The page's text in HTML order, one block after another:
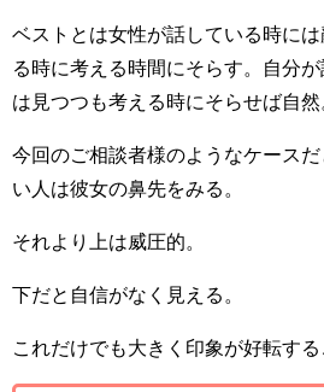
ベストとは女性が話している時に
る時に考える時間にそらす。自分
は見つつも考える時にそらせば自然
今回のご相談者様のようなケース
い人は彼女の鼻先をみる。
それより上は威圧的。
下だと自信がなく見える。
これだけでも大きく印象が好転する